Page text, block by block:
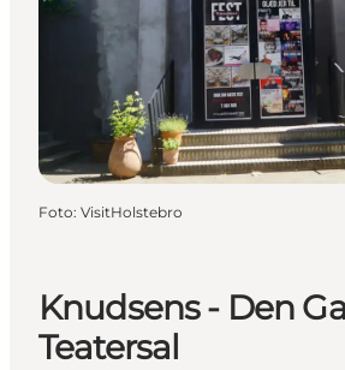
Overnatning
Planlæg ferien
Knudsens - Den
Teatersal
Foto: VisitHolstebro